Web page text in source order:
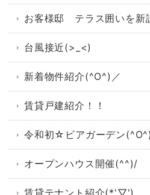
お客様邸 テラス囲いを新
台風接近(>_<)
新着物件紹介(^O^)／
賃貸戸建紹介！！
令和初☆ビアガーデン(^O^)
オープンハウス開催(^^)/
賃貸テナント紹介(*'▽')